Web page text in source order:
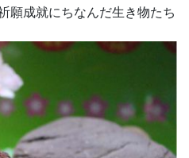
願成就にちなんだ生き物たち